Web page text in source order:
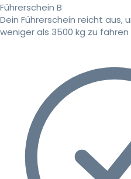
Führerschein B
Dein Führerschein reicht aus,
weniger als 3500 kg zu fahren